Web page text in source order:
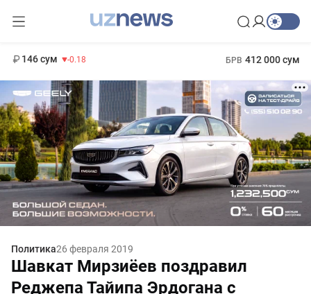
146 сум -0.18 БРВ 412 000 сум
Политика26 февраля 2019
Шавкат Мирзиёев поздравил
Реджепа Тайипа Эрдогана с